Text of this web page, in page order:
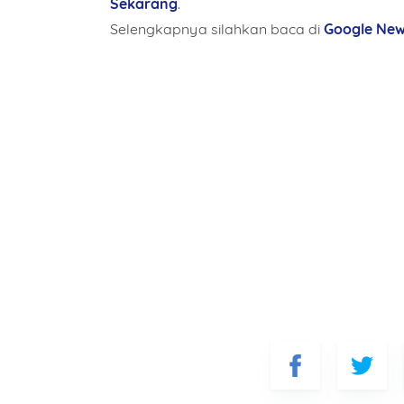
Sekarang.
Selengkapnya silahkan baca di Google